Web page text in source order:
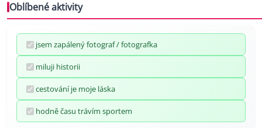
Oblíbené aktivity
jsem zapálený fotograf / fotografka
miluji historii
cestování je moje láska
hodně času trávím sportem